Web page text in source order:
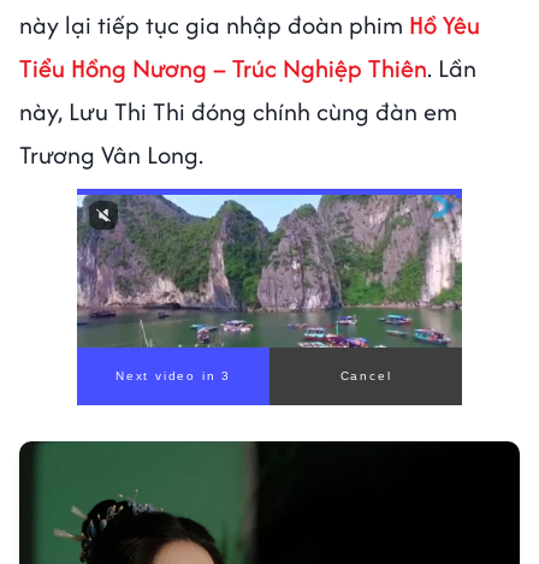
này lại tiếp tục gia nhập đoàn phim Hồ Yêu
Tiểu Hồng Nương – Trúc Nghiệp Thiên. Lần
này, Lưu Thi Thi đóng chính cùng đàn em
Trương Vân Long.